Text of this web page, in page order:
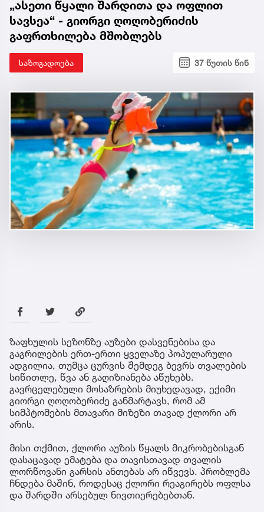
„ასეთი წყალი შარდითა და ოფლით
სავსეა“ - გიორგი ღოღობერიძის
გაფრთხილება მშობლებს
საზოგადოება 37 წუთის წინ
ზაფხულის სეზონზე აუზები დასვენებისა და
გაგრილების ერთ-ერთი ყველაზე პოპულარული
ადგილია, თუმცა ცურვის შემდეგ ბევრს თვალების
სიწითლე, წვა ან გაღიზიანება აწუხებს.
გავრცელებული მოსაზრების მიუხედავად, ექიმი
გიორგი ღოღობერიძე განმარტავს, რომ ამ
სიმპტომების მთავარი მიზეზი თავად ქლორი არ
არის.
მისი თქმით, ქლორი აუზის წყალს მიკრობებისგან
დასაცავად ემატება და თავისთავად თვალის
ლორწოვანი გარსის ანთებას არ იწვევს. პრობლემა
ჩნდება მაშინ, როდესაც ქლორი რეაგირებს ოფლსა
და შარდში არსებულ ნივთიერებებთან.